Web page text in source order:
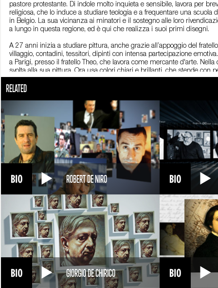
pastore protestante. Di indole molto inquieta e sensibile, lavora per
religiosa, che lo induce a studiare teologia e a frequentare una
in Belgio. La sua vicinanza ai minatori e il sostegno alle loro
a lungo in questa regione, ed è qui che realizza i suoi primi disegni.
A 27 anni inizia a studiare pittura, anche grazie all’appoggio del
villaggio, contadini, tessitori, dipinti con intensa partecipazione
a Parigi, presso il fratello Theo, che lavora come mercante d'arte.
svolta alla sua pittura. Ora usa colori chiari e brillanti, che stende con
città.
gialla”, dove sogna di istituire una comunità di artisti. Ad Arles lo
presto emergono i contrasti. Dopo un violento litigio, Gauguin decide
crisi nervose, è ricoverato a più riprese all’ospedale di Arles. In
Suo grande conforto è l’affetto del fratello Theo, con il quale
sia durante i ricoveri, sia ad Auvers-sur-Oise, dove si trasferisce
cura di lui. Nelle sue ultime opere, il colore diventa sempre più
Esemplare è Notte stellata dove il dato naturale è quasi trasfigurato.
dall’ultima crisi nervosa. Muore il 29 luglio 1890, a 37 anni, dopo
RELATED
ROBERT DE NIRO
GIORGIO DE CHIRICO